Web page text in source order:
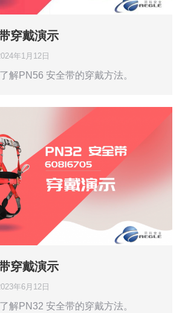
穿戴演示
年1月12日
解PN56 安全带的穿戴方法。
穿戴演示
年6月12日
解PN32 安全带的穿戴方法。